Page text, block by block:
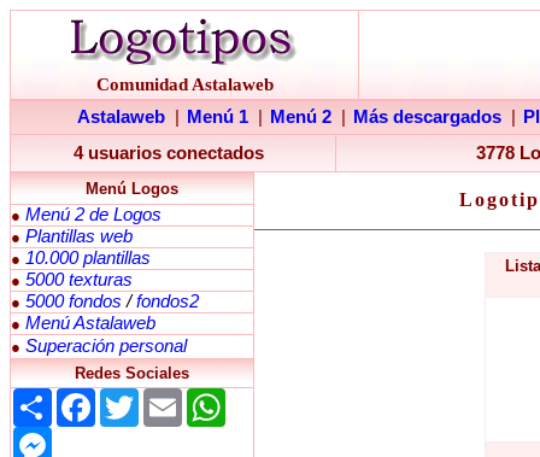
Comunidad Astalaweb
Astalaweb
Menú 1 Menú 2 Más descargados
4 usuarios conectados
3778
Menú Logos
● Menú 2 de Logos
● Plantillas web
● 10.000 plantillas
● 5000 texturas
● 5000 fondos /fondos2
● Menú Astalaweb
● Superación personal
Redes Sociales
Share Facebook
TwitterEmail